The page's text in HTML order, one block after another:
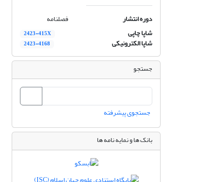
دوره انتشار
فصلنامه
شاپا چاپی
2423-415X
شاپا الکترونیکی 2423-4168
جستجو
جستجوی پیشرفته
بانک ها و نمایه نامه ها